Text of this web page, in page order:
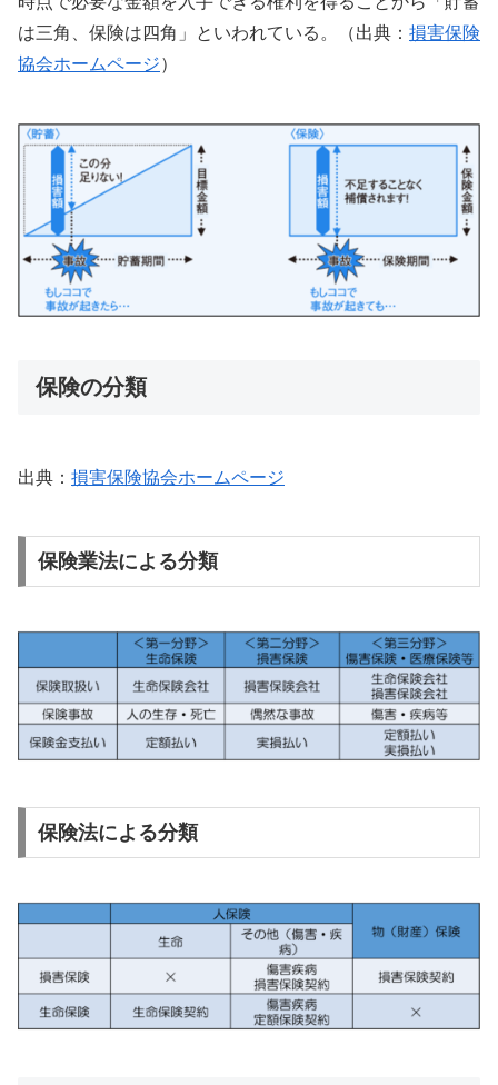
は三角、保険は四角」といわれている。（出典： 損害保険
協会ホームページ）
保険の分類
出典： 損害保険協会ホームページ
保険業法による分類
保険法による分類